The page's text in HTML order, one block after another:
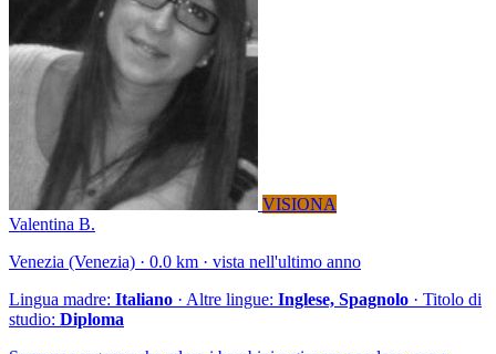
VISIONA
Valentina B.
Venezia (Venezia) · 0.0 km · vista nell'ultimo anno
Lingua madre: Italiano · Altre lingue: Inglese, Spagnolo · Titolo di
studio: Diploma